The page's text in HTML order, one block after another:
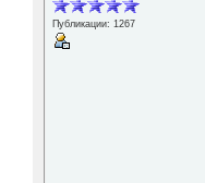
Публикации: 1267